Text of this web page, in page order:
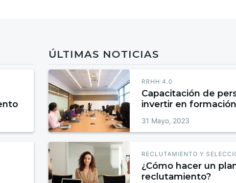
ÚLTIMAS NOTICIAS
RRHH 4.0
Capacitación de
invertir en
31 Mayo, 2023
RECLUTAMIENTO Y
¿Cómo hacer un
reclutamiento?